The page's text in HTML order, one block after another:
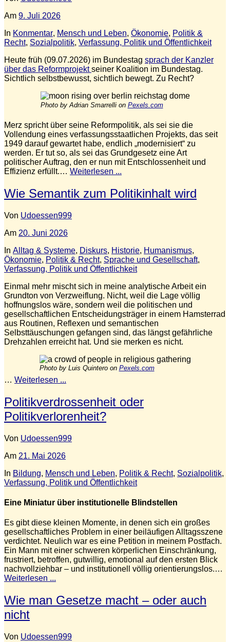
Am 9. Juli 2026
In Konmentar, Mensch und Leben, Ökonomie, Politik &
Recht, Sozialpolitik, Verfassung, Politik und Öffentlichkeit
Heute früh (09.07.2026) im Bundestag sprach der Kanzler
über das Reformprojektseiner Koalition im Bundestag.
Sichtlich selbstbewusst, sichtlich bewegt. Zu Recht?
Photo by Adrian Smarrelli on Pexels.com
Merz spricht über seine Reformpolitik, als sei sie die
Vollendung eines verfassungsstaatlichen Projekts, das seit
1949 darauf gewartet habe, endlich „modernisiert“ zu
werden. Er tut so, als sei das Grundgesetz eine Art
politischer Auftrag, den er nun mit Entschlossenheit und
Effizienz erfüllt.… Weiterlesen ...
Wie Semantik zum Politikinhalt wird
Von Udoessen999
Am 20. Juni 2026
In Alltag & Systeme, Diskurs, Historie, Humanismus,
Ökonomie, Politik & Recht, Sprache und Gesellschaft,
Verfassung, Politik und Öffentlichkeit
Einmal mehr mischt sich in meine analytische Arbeit ein
Grundton von Verzweiflung. Nicht, weil die Lage völlig
hoffnungslos wäre, sondern weil die politischen und
gesellschaftlichen Entscheidungsträger in einem Hamsterrad
aus Routinen, Reflexen und semantischen
Selbsttäuschungen gefangen sind, das längst gefährliche
Drehzahlen erreicht hat. Und sie merken es nicht.
Photo by Luis Quintero on Pexels.com
… Weiterlesen ...
Politikverdrossenheit oder
Politikverlorenheit?
Von Udoessen999
Am 21. Mai 2026
In Bildung, Mensch und Leben, Politik & Recht, Sozialpolitik,
Verfassung, Politik und Öffentlichkeit
Eine Miniatur über institutionelle Blindstellen
Es gibt diese kleinen Momente, in denen sich ein großes
gesellschaftliches Problem in einer beiläufigen Alltagsszene
verdichtet. Neulich war es eine Petition in meinem Postfach.
Ein Mann mit einer schweren körperlichen Einschränkung,
frustriert, betroffen, gutwillig, emotional auf den ersten Blick
nachvollziehbar – und institutionell völlig orientierungslos.…
Weiterlesen ...
Wie man Gesetze macht – oder auch
nicht
Von Udoessen999